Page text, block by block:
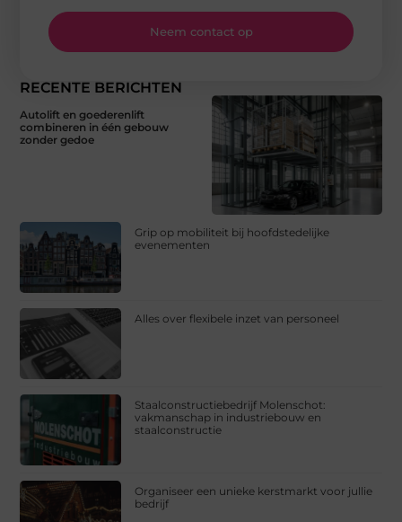
RECENTE BERICHTEN
Autolift en goederenlift
combineren in één gebouw
zonder gedoe
Grip op mobiliteit bij hoofdstedelijke
evenementen
Alles over flexibele inzet van personeel
Staalconstructiebedrijf Molenschot:
vakmanschap in industriebouw en
staalconstructie
Organiseer een unieke kerstmarkt voor jullie
bedrijf
Neem contact op